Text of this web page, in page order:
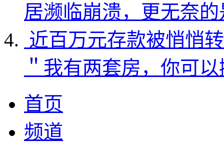
居濒临崩溃，更无奈
近百万元存款被悄悄
＂我有两套房，你可
首页
频道